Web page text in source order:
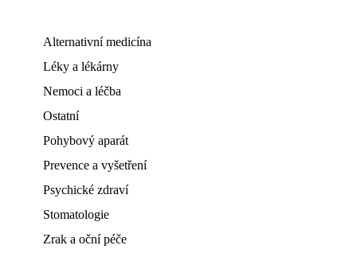
Alternativní medicína
Léky a lékárny
Nemoci a léčba
Ostatní
Pohybový aparát
Prevence a vyšetření
Psychické zdraví
Stomatologie
Zrak a oční péče